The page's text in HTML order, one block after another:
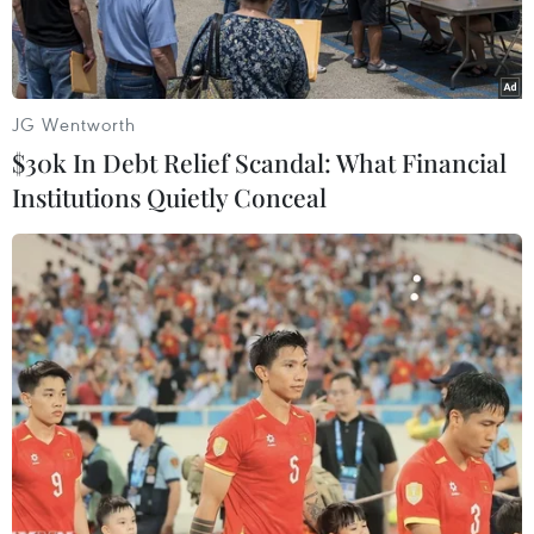
Cơ sở dự trữ dầu thô ở California, Mỹ. (Ảnh: AFP/TTXVN)
Giá dầu tăng nhẹ trong phiên giao dịch chiều
26/3 do thị trường lo ngại về nguồn cung thắt
chặt khi Mỹ nỗ lực hạn chế xuất khẩu dầu của
JG Wentworth
$30k In Debt Relief Scandal: What Financial
Institutions Quietly Conceal